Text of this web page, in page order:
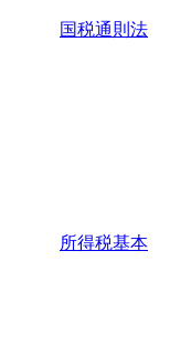
国税通則法
所得税基本